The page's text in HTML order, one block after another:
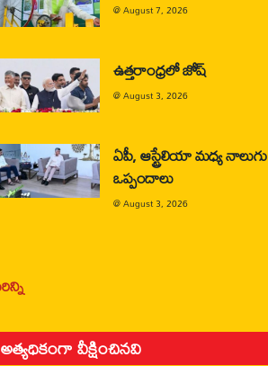
@August 7, 2026
ఉత్తరాంధ్రలో జోష్
@August 3, 2026
ఏపీ, ఆస్ట్రేలియా మధ్య నాలుగు
ఒప్పందాలు
@August 3, 2026
అత్యధికంగా వీక్షించినవి